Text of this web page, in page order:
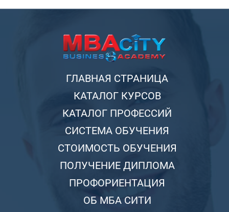
ГЛАВНАЯ СТРАНИЦА
КАТАЛОГ КУРСОВ
КАТАЛОГ ПРОФЕССИЙ
СИСТЕМА ОБУЧЕНИЯ
СТОИМОСТЬ ОБУЧЕНИЯ
ПОЛУЧЕНИЕ ДИПЛОМА
ПРОФОРИЕНТАЦИЯ
ОБ МБА СИТИ